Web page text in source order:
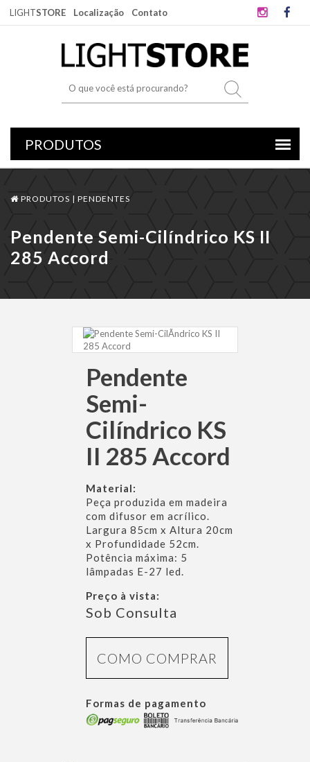
LIGHTSTORE Localização Contato
PRODUTOS | PENDENTES
Pendente Semi-Cilíndrico KS II
285 Accord
Pendente
Semi-
Cilíndrico KS
II 285 Accord
Material:
Peça produzida em madeira
com difusor em acrílico.
Largura 85cm x Altura 20cm
x Profundidade 52cm.
Potência máxima: 5
lâmpadas E-27 led.
Preço à vista:
Sob Consulta
COMO COMPRAR
Formas de pagamento